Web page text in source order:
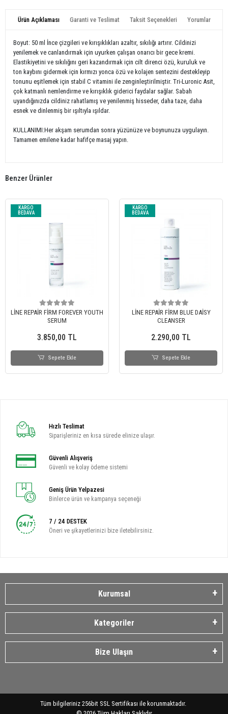
Ürün Açıklaması Garanti ve Teslimat Taksit Seçenekleri Yorumlar
Boyut: 50 ml İnce çizgileri ve kırışıklıkları azaltır, sıkılığı artırır. Cildinizi
yenilemek ve canlandırmak için uyurken çalışan onarıcı bir gece kremi.
Elastikiyetini ve sıkılığını geri kazandırmak için cilt direnci özü, kuruluk ve
ton kaybını gidermek için kırmızı yonca özü ve kolajen sentezini destekleyip
tonunu eşitlemek için stabil C vitamini ile zenginleştirilmiştir. Tri-Luronic Asit,
çok katmanlı nemlendirme ve kırışıklık giderici faydalar sağlar. Sabah
uyandığınızda cildiniz rahatlamış ve yenilenmiş hisseder, daha taze, daha
esnek ve dinlenmiş bir ışıltıyla ışıldar.
KULLANIMI:Her akşam serumdan sonra yüzünüze ve boynunuza uygulayın.
Tamamen emilene kadar hafifçe masaj yapın.
Benzer Ürünler
KARGO
BEDAVA
LİNE REPAİR FİRM FOREVER YOUTH
SERUM
3.850,00 TL
Sepete Ekle
KARGO
BEDAVA
LİNE REPAİR FİRM BLUE DAİSY
CLEANSER
2.290,00 TL
Sepete Ekle
Hızlı Teslimat
Siparişleriniz en kısa sürede elinize ulaşır.
Güvenli Alışveriş
Güvenli ve kolay ödeme sistemi
Geniş Ürün Yelpazesi
Binlerce ürün ve kampanya seçeneği
7 / 24 DESTEK
Öneri ve şikayetlerinizi bize iletebilirsiniz.
Kurumsal
Kategoriler
Bize Ulaşın
Tüm bilgileriniz 256bit SSL Sertifikası ile korunmaktadır.